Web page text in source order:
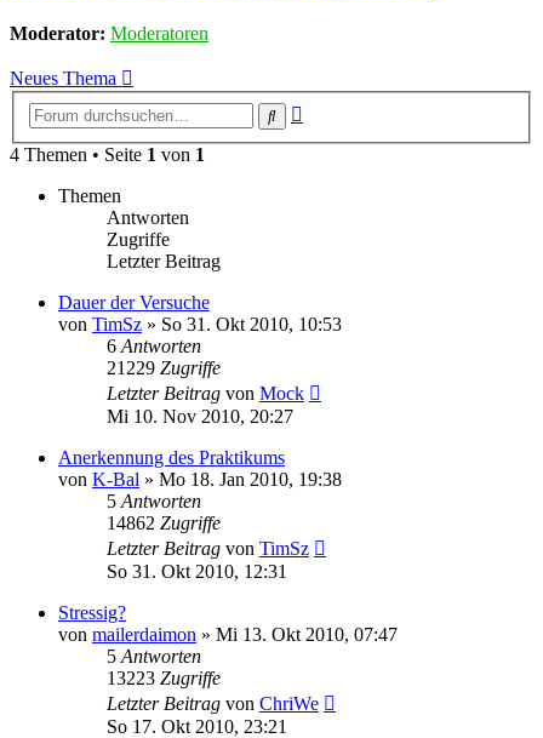
Moderator: Moderatoren
Neues Thema
Suche
4 Themen • Seite 1 von 1
Themen
Antworten
Zugriffe
Letzter Beitrag
Dauer der Versuche
von TimSz » So 31. Okt 2010, 10:53
6 Antworten
21229 Zugriffe
Letzter Beitrag von Mock
Mi 10. Nov 2010, 20:27
Anerkennung des Praktikums
von K-Bal » Mo 18. Jan 2010, 19:38
5 Antworten
14862 Zugriffe
Letzter Beitrag von TimSz
So 31. Okt 2010, 12:31
Stressig?
von mailerdaimon » Mi 13. Okt 2010, 07:47
5 Antworten
13223 Zugriffe
Letzter Beitrag von ChriWe
So 17. Okt 2010, 23:21